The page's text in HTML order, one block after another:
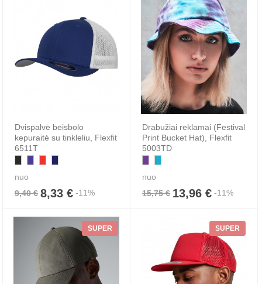
Dvispalvė beisbolo
kepuraitė su tinkleliu, Flexfit
6511T
nuo
9,40 € 8,33 € -11%
Drabužiai reklamai (Festival
Print Bucket Hat), Flexfit
5003TD
nuo
15,75 € 13,96 € -11%
SUPER SUPER